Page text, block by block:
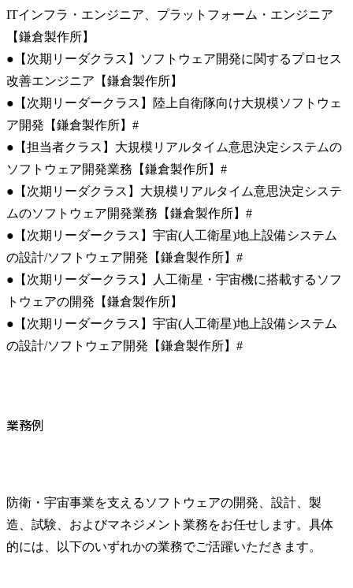
ITインフラ・エンジニア、プラットフォーム・エンジニア
【鎌倉製作所】
●【次期リーダクラス】ソフトウェア開発に関するプロセス
改善エンジニア【鎌倉製作所】
●【次期リーダークラス】陸上自衛隊向け大規模ソフトウェ
ア開発【鎌倉製作所】#
●【担当者クラス】大規模リアルタイム意思決定システムの
ソフトウェア開発業務【鎌倉製作所】#
●【次期リーダクラス】大規模リアルタイム意思決定システ
ムのソフトウェア開発業務【鎌倉製作所】#
●【次期リーダークラス】宇宙(人工衛星)地上設備システム
の設計/ソフトウェア開発【鎌倉製作所】#
●【次期リーダークラス】人工衛星・宇宙機に搭載するソフ
トウェアの開発【鎌倉製作所】
●【次期リーダークラス】宇宙(人工衛星)地上設備システム
の設計/ソフトウェア開発【鎌倉製作所】#
業務例
防衛・宇宙事業を支えるソフトウェアの開発、設計、製
造、試験、およびマネジメント業務をお任せします。具体
的には、以下のいずれかの業務でご活躍いただきます。